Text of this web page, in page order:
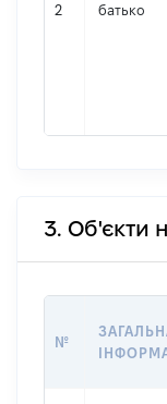
2 батько
3. Об'єкти
№